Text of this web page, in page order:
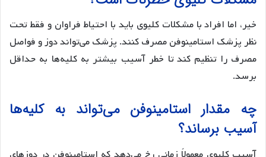
خیر، اما افراد با مشکلات کلیوی باید با احتیاط فراوان و فقط تحت
نظر پزشک استامینوفن مصرف کنند. پزشک می‌تواند دوز و فواصل
مصرف را تنظیم کند تا خطر آسیب بیشتر به کلیه‌ها به حداقل
برسد.
چه مقدار استامینوفن می‌تواند به کلیه‌ها
آسیب برساند؟